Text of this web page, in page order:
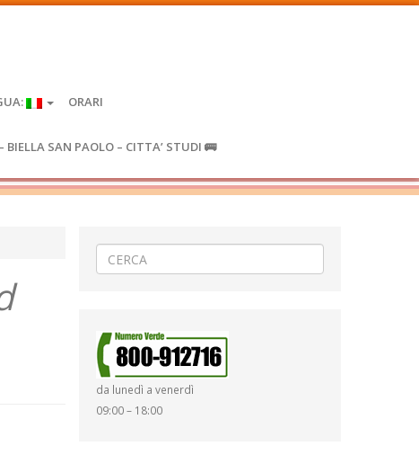
ORARI
BIELLA SAN PAOLO – CITTA’ STUDI 🚌
da lunedì a venerdì
09:00 – 18:00